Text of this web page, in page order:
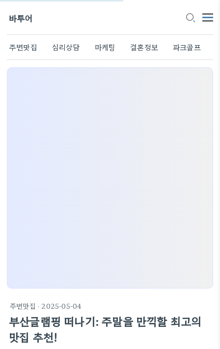
바투어
주변맛집 심리상담 마케팅 결혼정보 파크골프
주변맛집 · 2025-05-04
부산글램핑 떠나기: 주말을 만끽할 최고의
맛집 추천!